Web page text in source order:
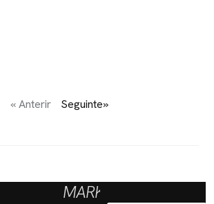
« Anterir Seguinte»
MARKETING